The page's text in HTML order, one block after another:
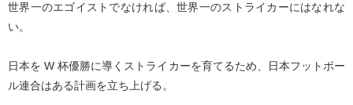
世界一のエゴイストでなければ、世界一のストライカーにはなれな
い。
日本を W 杯優勝に導くストライカーを育てるため、日本フットボー
ル連合はある計画を立ち上げる。